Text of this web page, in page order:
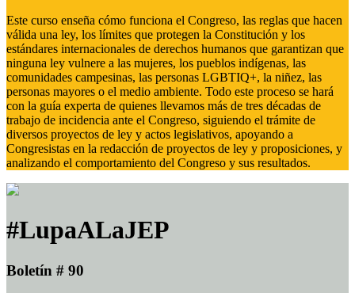
Este curso enseña cómo funciona el Congreso, las reglas que hacen
válida una ley, los límites que protegen la Constitución y los
estándares internacionales de derechos humanos que garantizan que
ninguna ley vulnere a las mujeres, los pueblos indígenas, las
comunidades campesinas, las personas LGBTIQ+, la niñez, las
personas mayores o el medio ambiente. Todo este proceso se hará
con la guía experta de quienes llevamos más de tres décadas de
trabajo de incidencia ante el Congreso, siguiendo el trámite de
diversos proyectos de ley y actos legislativos, apoyando a
Congresistas en la redacción de proyectos de ley y proposiciones, y
analizando el comportamiento del Congreso y sus resultados.
#LupaALaJEP
Boletín # 90